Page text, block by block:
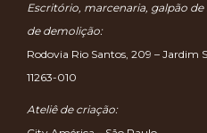
Escritório, marcenaria, galpão
de demolição:
Rodovia Rio Santos, 209 – Jardim
11263-010
Ateliê de criação: